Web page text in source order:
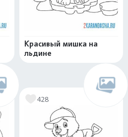
Красивый мишка на
льдине
428